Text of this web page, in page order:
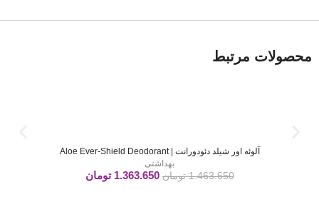
محصولات مرتبط
آلوئه اور شیلد دئودورانت | Aloe Ever-Shield Deodorant
بهداشتی
1.463.650 تومان 1.363.650 تومان